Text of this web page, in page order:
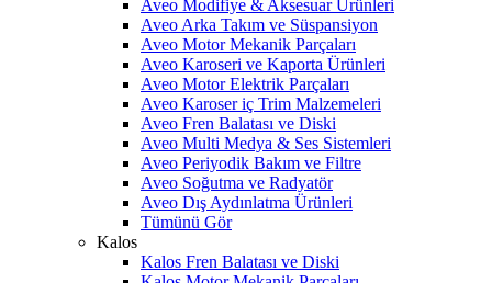
Aveo Modifiye & Aksesuar Ürünleri
Aveo Arka Takım ve Süspansiyon
Aveo Motor Mekanik Parçaları
Aveo Karoseri ve Kaporta Ürünleri
Aveo Motor Elektrik Parçaları
Aveo Karoser iç Trim Malzemeleri
Aveo Fren Balatası ve Diski
Aveo Multi Medya & Ses Sistemleri
Aveo Periyodik Bakım ve Filtre
Aveo Soğutma ve Radyatör
Aveo Dış Aydınlatma Ürünleri
Tümünü Gör
Kalos
Kalos Fren Balatası ve Diski